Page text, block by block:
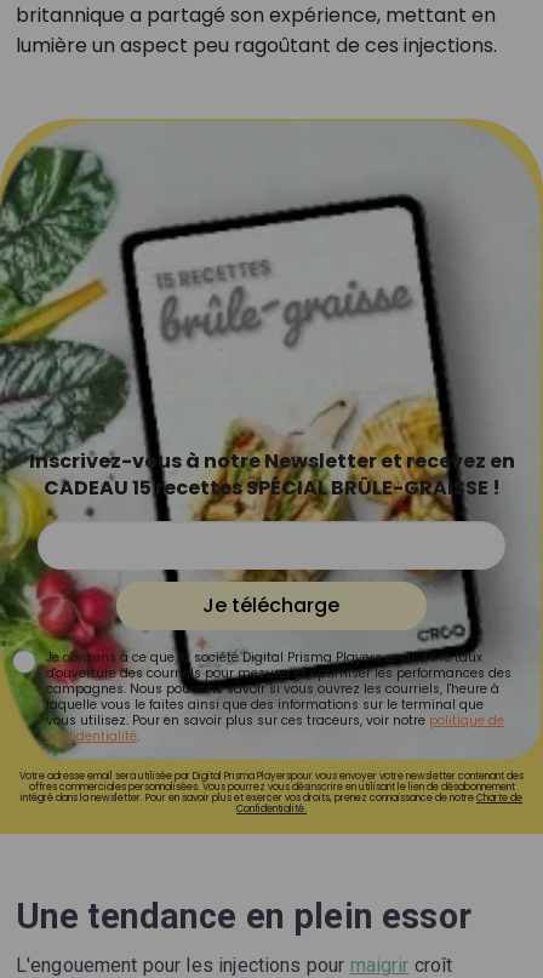
britannique a partagé son expérience, mettant en
lumière un aspect peu ragoûtant de ces injections.
Inscrivez-vous à notre Newsletter et recevez en
CADEAU 15 recettes SPÉCIAL BRÛLE-GRAISSE !
Je télécharge
Je consens à ce que la société Digital Prisma Players analyse le taux
d'ouverture des courriels pour mesurer et optimiser les performances des
campagnes. Nous pourrons savoir si vous ouvrez les courriels, l'heure à
laquelle vous le faites ainsi que des informations sur le terminal que
vous utilisez. Pour en savoir plus sur ces traceurs, voir notre politique de
confidentialité.
Votre adresse email sera utilisée par Digital Prisma Playerspour vous envoyer votre newsletter contenant des
offres commerciales personnalisées. Vous pourrez vous désinscrire en utilisant le lien de désabonnement
intégré dans la newsletter. Pour en savoir plus et exercer vos droits, prenez connaissance de notreCharte de
Confidentialité.
Une tendance en plein essor
L'engouement pour les injections pour maigrir croît